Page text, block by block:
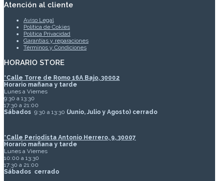
Atención al cliente
Aviso Legal
Política de Cokies
Política Privacidad
Garantías y reparaciones
Términos y Condiciones
HORARIO STORE
*Calle Torre de Romo 16A Bajo, 30002
Horario mañana y tarde
Lunes a Viernes
9:30 a 13:30
17:30 a 21:00
Sábados 9:30 a 13:30 (Junio, Julio y Agosto) cerrado
*Calle Periodista Antonio Herrero, 9, 30007
Horario mañana y tarde
Lunes a Viernes
10:00 a 13:30
17:30 a 21:00
Sábados cerrado